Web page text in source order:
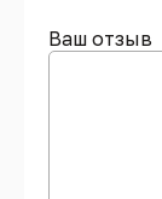
Ваш отзыв